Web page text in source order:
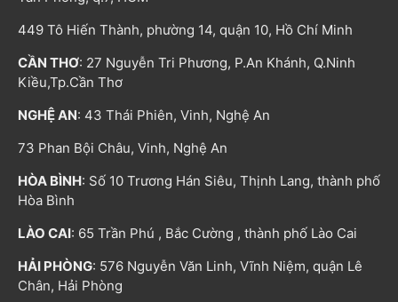
449 Tô Hiến Thành, phường 14, quận 10, Hồ Chí Minh
CẦN THƠ: 27 Nguyễn Tri Phương, P.An Khánh, Q.Ninh
Kiều,Tp.Cần Thơ
NGHỆ AN: 43 Thái Phiên, Vinh, Nghệ An
73 Phan Bội Châu, Vinh, Nghệ An
HÒA BÌNH: Số 10 Trương Hán Siêu, Thịnh Lang, thành phố
Hòa Bình
LÀO CAI: 65 Trần Phú , Bắc Cường , thành phố Lào Cai
HẢI PHÒNG: 576 Nguyễn Văn Linh, Vĩnh Niệm, quận Lê
Chân, Hải Phòng